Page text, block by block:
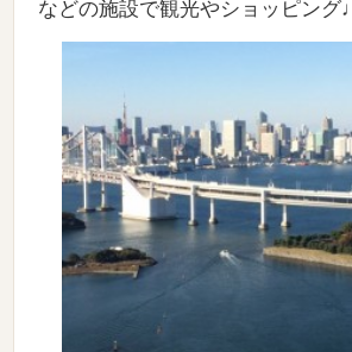
などの施設で観光やショッピング♩